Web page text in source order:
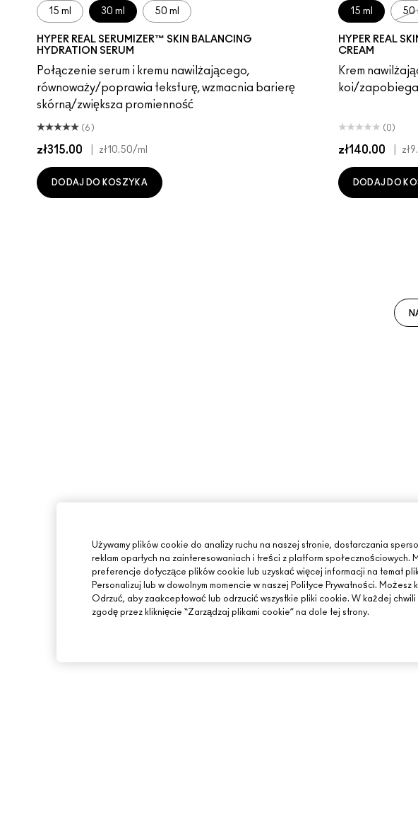
15 ml 30 ml 50 ml
HYPER REAL SERUMIZER™ SKIN BALANCING
HYDRATION SERUM
Połączenie serum i kremu nawilżającego,
równoważy/poprawia teksturę, wzmacnia barierę
skórną/zwiększa promienność
(6)
zł315.00 zł10.50/ml
DODAJ DO KOSZYKA
15 ml 50
HYPER REAL
CREAM
Krem
koi/zapobiega
(0)
zł140.00
DODAJ DO
Używamy plików cookie do analizy ruchu na naszej stronie, dostarczania
reklam opartych na zainteresowaniach i treści z platform społecznościowych.
preferencje dotyczące plików cookie lub uzyskać więcej informacji na temat
Personalizuj lub w dowolnym momencie w naszej Polityce Prywatności. Możesz
Odrzuć, aby zaakceptować lub odrzucić wszystkie pliki cookie. W każdej
zgodę przez kliknięcie “Zarządzaj plikami cookie” na dole tej strony.